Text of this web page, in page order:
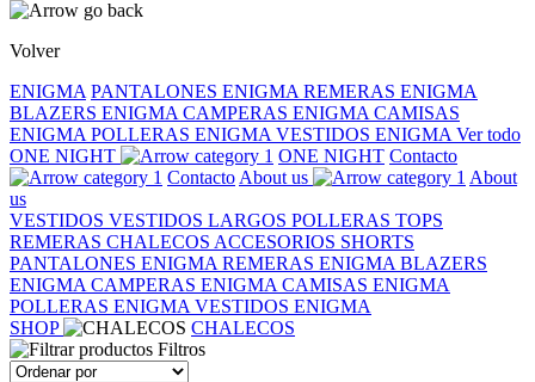
Volver
ENIGMA PANTALONES ENIGMA REMERAS ENIGMA
BLAZERS ENIGMA CAMPERAS ENIGMA CAMISAS
ENIGMA POLLERAS ENIGMA VESTIDOS ENIGMA Ver todo
ONE NIGHT
ONE NIGHT Contacto
Contacto About us
About
us
VESTIDOS VESTIDOS LARGOS POLLERAS TOPS
REMERAS CHALECOS ACCESORIOS SHORTS
PANTALONES ENIGMA REMERAS ENIGMA BLAZERS
ENIGMA CAMPERAS ENIGMA CAMISAS ENIGMA
POLLERAS ENIGMA VESTIDOS ENIGMA
SHOP
CHALECOS
Filtros